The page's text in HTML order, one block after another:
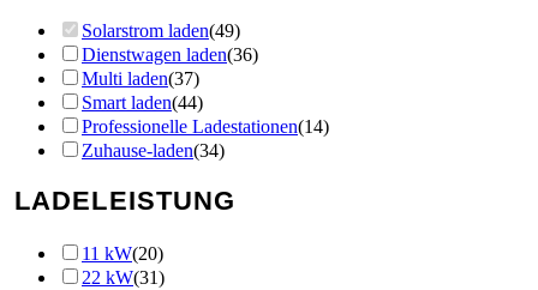
Solarstrom laden(49)
Dienstwagen laden(36)
Multi laden(37)
Smart laden(44)
Professionelle Ladestationen(14)
Zuhause-laden(34)
LADELEISTUNG
11 kW(20)
22 kW(31)